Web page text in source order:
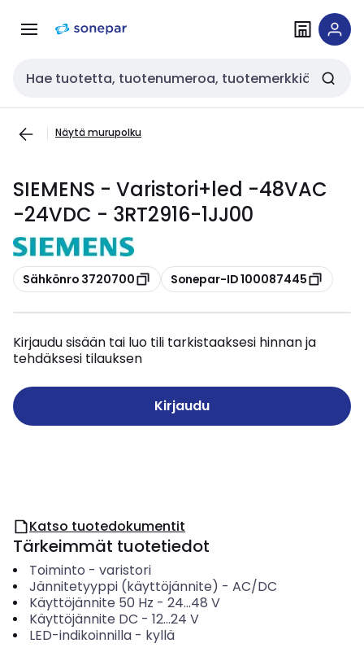
navigointiinsisältöön
Haku
Näytä murupolku
SIEMENS - Varistori+led -48VAC
-24VDC - 3RT2916-1JJ00
Kopioi
Sähkönro 3720700 Kopioi
Sonepar-ID 100087445
Kirjaudu sisään tai luo tili tarkistaaksesi hinnan ja
tehdäksesi tilauksen
Kirjaudu
Katso tuotedokumentit
Tärkeimmät tuotetiedot
Toiminto - varistori
Jännitetyyppi (käyttöjännite) - AC/DC
Käyttöjännite 50 Hz - 24...48 V
Käyttöjännite DC - 12...24 V
LED-indikoinnilla- kyllä